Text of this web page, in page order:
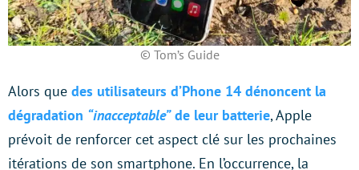
© Tom’s Guide
Alors que des utilisateurs d’Phone 14 dénoncent la
dégradation “inacceptable”de leur batterie, Apple
prévoit de renforcer cet aspect clé sur les prochaines
itérations de son smartphone. En l’occurrence, la